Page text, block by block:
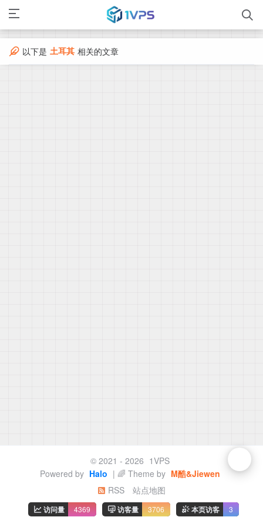
以下是 土耳其 相关的文章
© 2021 - 2026 1VPS
Powered by Halo | 🌈 Theme by M酷&Jiewen
RSS
站点地图
访问量 4369 访客量 3706 本页访客 3